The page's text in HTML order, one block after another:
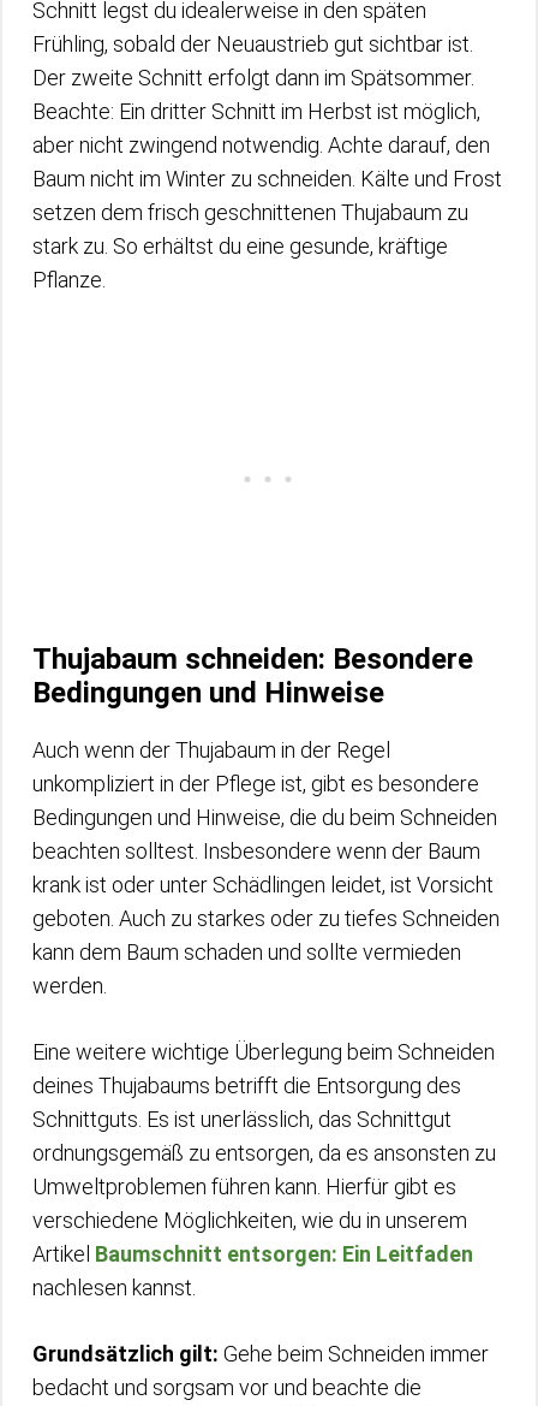
Schnitt legst du idealerweise in den späten
Frühling, sobald der Neuaustrieb gut sichtbar ist.
Der zweite Schnitt erfolgt dann im Spätsommer.
Beachte: Ein dritter Schnitt im Herbst ist möglich,
aber nicht zwingend notwendig. Achte darauf, den
Baum nicht im Winter zu schneiden. Kälte und Frost
setzen dem frisch geschnittenen Thujabaum zu
stark zu. So erhältst du eine gesunde, kräftige
Pflanze.
Thujabaum schneiden: Besondere
Bedingungen und Hinweise
Auch wenn der Thujabaum in der Regel
unkompliziert in der Pflege ist, gibt es besondere
Bedingungen und Hinweise, die du beim Schneiden
beachten solltest. Insbesondere wenn der Baum
krank ist oder unter Schädlingen leidet, ist Vorsicht
geboten. Auch zu starkes oder zu tiefes Schneiden
kann dem Baum schaden und sollte vermieden
werden.
Eine weitere wichtige Überlegung beim Schneiden
deines Thujabaums betrifft die Entsorgung des
Schnittguts. Es ist unerlässlich, das Schnittgut
ordnungsgemäß zu entsorgen, da es ansonsten zu
Umweltproblemen führen kann. Hierfür gibt es
verschiedene Möglichkeiten, wie du in unserem
Artikel Baumschnitt entsorgen: Ein Leitfaden
nachlesen kannst.
Grundsätzlich gilt: Gehe beim Schneiden immer
bedacht und sorgsam vor und beachte die